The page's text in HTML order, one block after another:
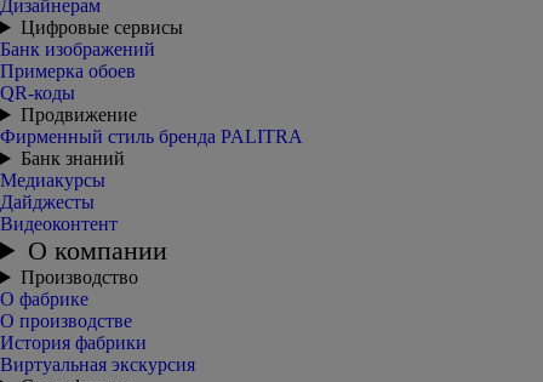
Дизайнерам
Цифровые сервисы
Банк изображений
Примерка обоев
QR-коды
Продвижение
Фирменный стиль бренда PALITRA
Банк знаний
Медиакурсы
Дайджесты
Видеоконтент
О компании
Производство
О фабрике
О производстве
История фабрики
Виртуальная экскурсия